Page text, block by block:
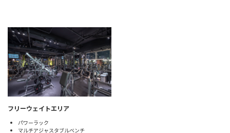
フリーウェイトエリア
パワーラック
マルチアジャスタブルベンチ